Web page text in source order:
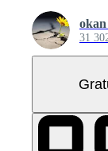
31